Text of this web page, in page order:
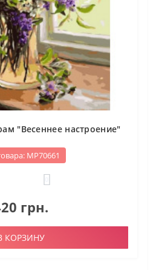
"Весеннее настроение"
МР70661
грн.
КОРЗИНУ